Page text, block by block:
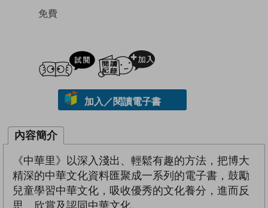
免費
試閲
加入／閱讀電子書
內容簡介
《中華里》以深入淺出、輕鬆有趣的方法，把博大
精深的中華文化資料匯聚成一系列的電子書，鼓勵
兒童學習中華文化，吸收優秀的文化養分，進而反
思、欣賞及認同中華文化。